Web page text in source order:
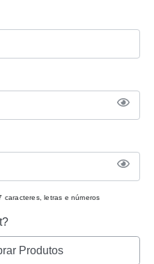
caracteres, letras e números
Produtos